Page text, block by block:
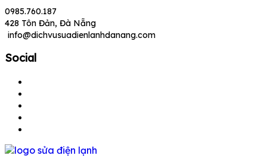
Skip
to
content
0985.760.187
428 Tôn Đản, Đà Nẵng
info@dichvusuadienlanhdanang.com
Social